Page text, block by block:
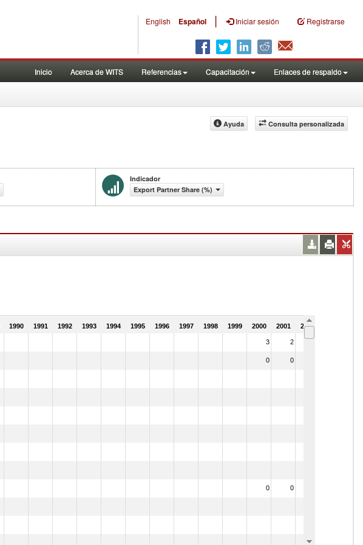
English Español | Iniciar sesión Registrarse
Inicio Acerca de WITS Referencias Capacitación Enlaces de respaldo
Consulta personalizada
Ayuda
Indicador
Export Partner Share (%)
1990 1991 1992 1993 1994 1995 1996 1997 1998 1999 2000 2001 2002
3 2
0 0
0 0